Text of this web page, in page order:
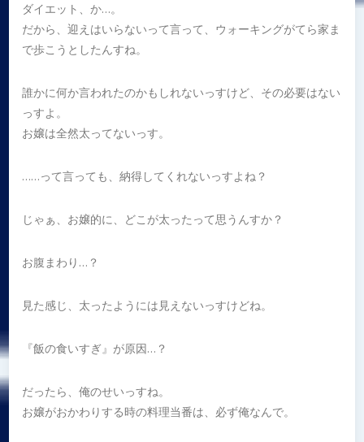
ダイエット、か…。
だから、迎えはいらないって言って、ウォーキングがてら家ま
で歩こうとしたんすね。
誰かに何か言われたのかもしれないっすけど、その必要はない
っすよ。
お嬢は全然太ってないっす。
……って言っても、納得してくれないっすよね？
じゃぁ、お嬢的に、どこが太ったって思うんすか？
お腹まわり…？
見た感じ、太ったようには見えないっすけどね。
『飯の食いすぎ』が原因…？
だったら、俺のせいっすね。
お嬢がおかわりする時の料理当番は、必ず俺なんで。